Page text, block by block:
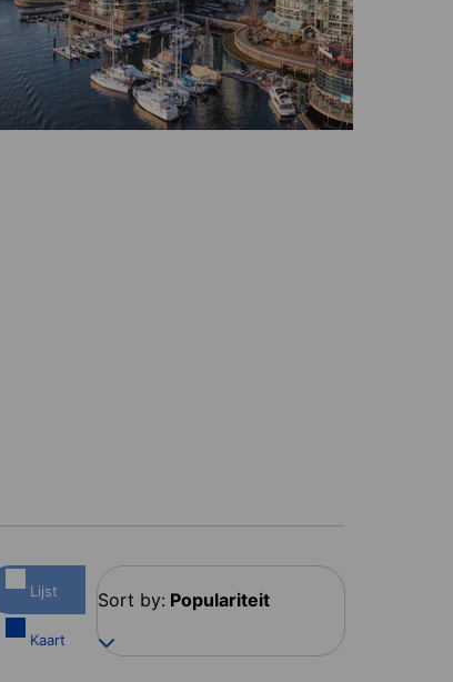
Lijst
Kaart
Sort by: Populariteit